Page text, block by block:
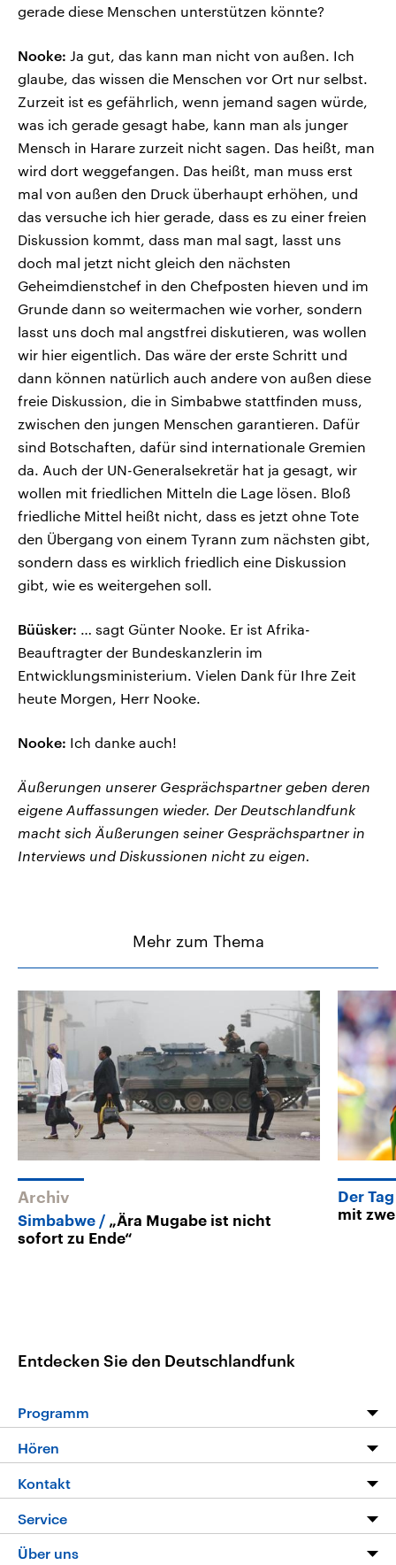
gerade diese Menschen unterstützen könnte?
Nooke: Ja gut, das kann man nicht von außen. Ich
glaube, das wissen die Menschen vor Ort nur selbst.
Zurzeit ist es gefährlich, wenn jemand sagen würde,
was ich gerade gesagt habe, kann man als junger
Mensch in Harare zurzeit nicht sagen. Das heißt, man
wird dort weggefangen. Das heißt, man muss erst
mal von außen den Druck überhaupt erhöhen, und
das versuche ich hier gerade, dass es zu einer freien
Diskussion kommt, dass man mal sagt, lasst uns
doch mal jetzt nicht gleich den nächsten
Geheimdienstchef in den Chefposten hieven und im
Grunde dann so weitermachen wie vorher, sondern
lasst uns doch mal angstfrei diskutieren, was wollen
wir hier eigentlich. Das wäre der erste Schritt und
dann können natürlich auch andere von außen diese
freie Diskussion, die in Simbabwe stattfinden muss,
zwischen den jungen Menschen garantieren. Dafür
sind Botschaften, dafür sind internationale Gremien
da. Auch der UN-Generalsekretär hat ja gesagt, wir
wollen mit friedlichen Mitteln die Lage lösen. Bloß
friedliche Mittel heißt nicht, dass es jetzt ohne Tote
den Übergang von einem Tyrann zum nächsten gibt,
sondern dass es wirklich friedlich eine Diskussion
gibt, wie es weitergehen soll.
Büüsker: … sagt Günter Nooke. Er ist Afrika-
Beauftragter der Bundeskanzlerin im
Entwicklungsministerium. Vielen Dank für Ihre Zeit
heute Morgen, Herr Nooke.
Nooke: Ich danke auch!
Äußerungen unserer Gesprächspartner geben deren
eigene Auffassungen wieder. Der Deutschlandfunk
macht sich Äußerungen seiner Gesprächspartner in
Interviews und Diskussionen nicht zu eigen.
Mehr zum Thema
Archiv
Simbabwe
„Ära Mugabe ist nicht
sofort zu Ende“
Der Tag
mit
Entdecken Sie den Deutschlandfunk
Programm
Die Nachrichten
Nachrichtenleicht
Neue Beiträge auf dlf.de
Hören
Livestream
Podcasts
Kontakt
Service
FAQ
Über uns